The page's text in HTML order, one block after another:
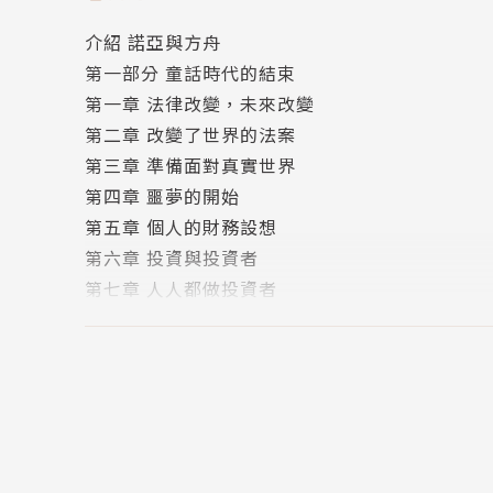
如果美國政府必須通過加稅，來支付這些嬰兒潮
著什麼？如果這樣做，美國還能保持自己在世界
付保持一個強大軍隊所需的鉅額費用，那麼，美
國，尋找稅收相對較低的國家。如果中國超過美
同樣的工作卻得到很低薪水的時候，我們的員工
礎之上，做出關於未來社會發展的預言。
3. 捫心自問，你是否真的已經做好未來的準備。
與上帝有著特殊聯繫的人。這就向你提出了一
介紹 諾亞與方舟
第一部分 童話時代的結束
第一章 法律改變，未來改變
第二章 改變了世界的法案
第三章 準備面對真實世界
第四章 噩夢的開始
第五章 個人的財務設想
第六章 投資與投資者
第七章 人人都做投資者